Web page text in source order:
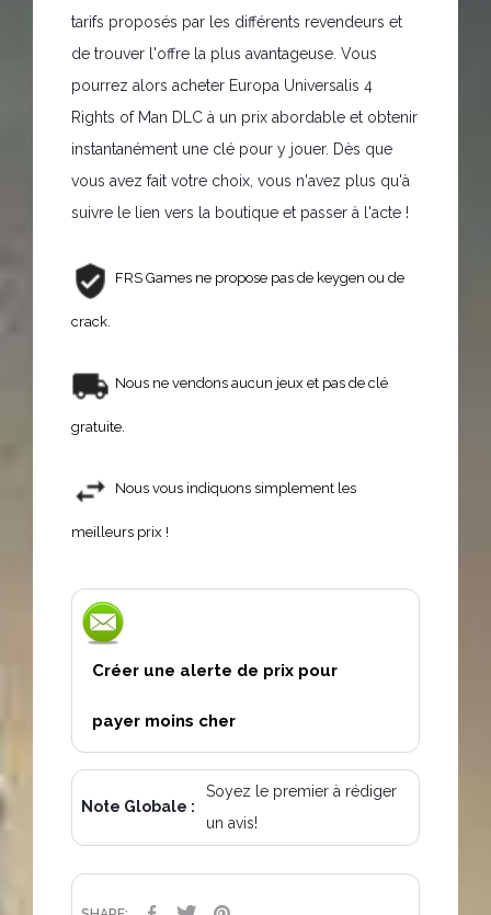
tarifs proposés par les différents revendeurs et
de trouver l'offre la plus avantageuse. Vous
pourrez alors acheter Europa Universalis 4
Rights of Man DLC à un prix abordable et obtenir
instantanément une clé pour y jouer. Dès que
vous avez fait votre choix, vous n'avez plus qu'à
suivre le lien vers la boutique et passer à l'acte !
FRS Games ne propose pas de keygen ou de
crack.
Nous ne vendons aucun jeux et pas de clé
gratuite.
Nous vous indiquons simplement les
meilleurs prix !
Créer une alerte de prix pour
payer moins cher
Note Globale :
Soyez le premier à rédiger
un avis!